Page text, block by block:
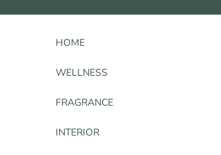
HOME
WELLNESS
FRAGRANCE
INTERIOR